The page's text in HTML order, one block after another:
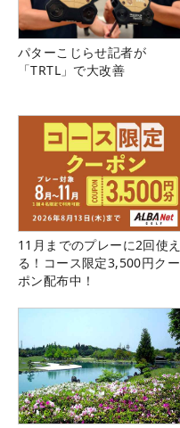
パターこじらせ記者が
「TRTL」で大改善
11月までのプレーに2回使え
る！コース限定3,500円クー
ポン配布中！